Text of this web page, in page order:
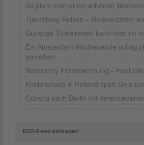
So plant man einen schönen
Tjaereborg Reisen – Reiseanbieter
Günstige Türkeireisen kann man im
Ein Amsterdam Wochenende richtig
genießen
Norderney Ferienwohnung -
Kinderurlaub in Holland spart Geld
Günstig nach Berlin mit
RSS-Feed eintragen